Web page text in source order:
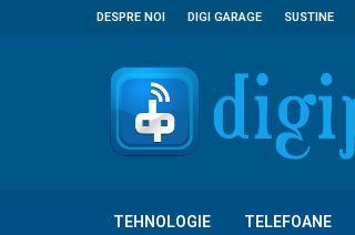
DESPRE NOI DIGI GARAGE SUSTINE
TEHNOLOGIE TELEFOANE